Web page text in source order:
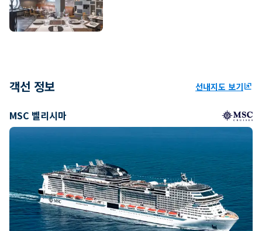
객선 정보 선내지도 보기ungroup
MSC 벨리시마